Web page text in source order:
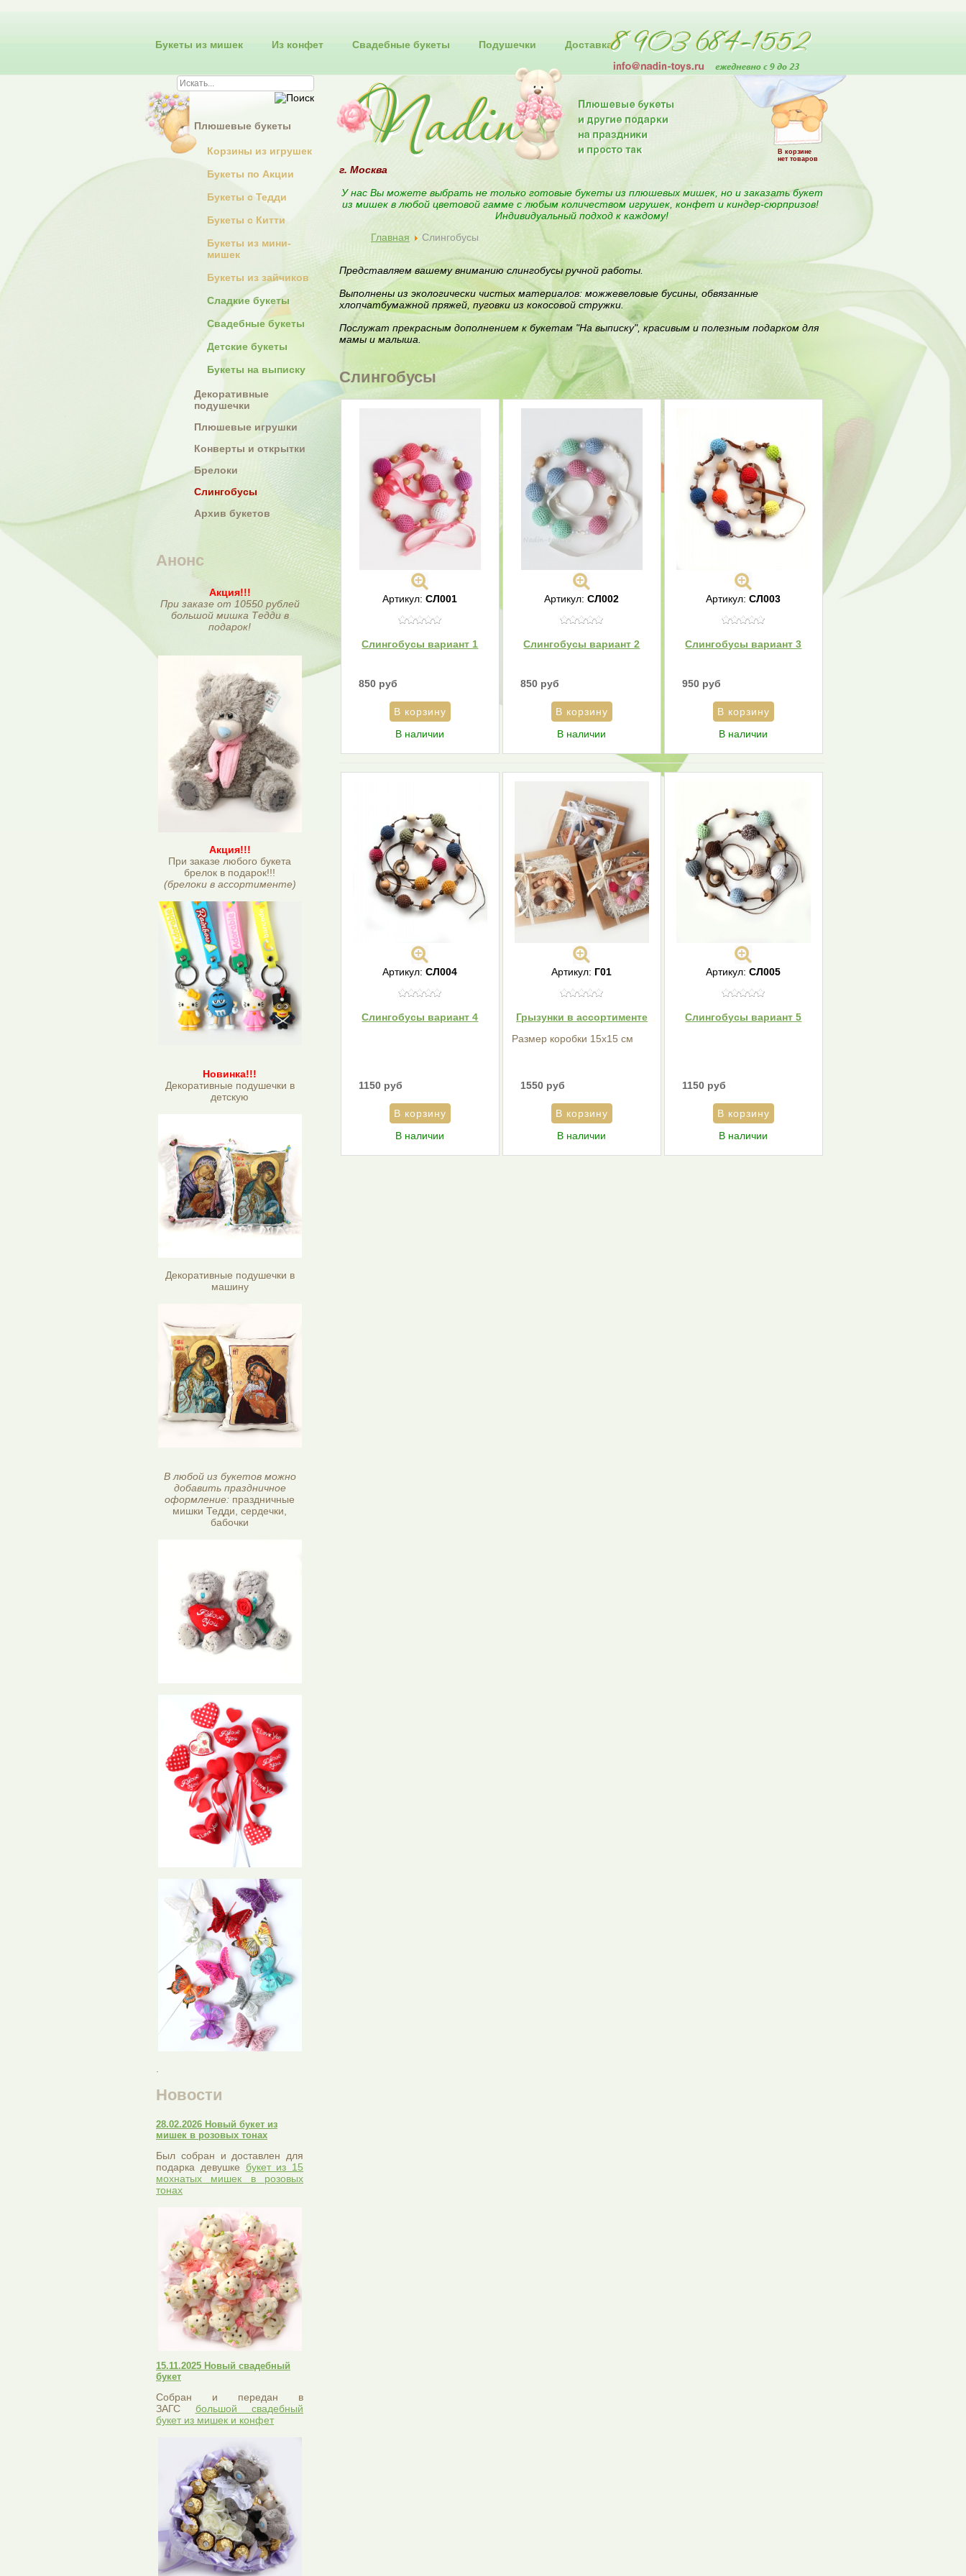
Букеты из мишек Из конфет Свадебные букеты Подушечки Доставка
В корзине
нет товаров
Плюшевые букеты
Корзины из игрушек
Букеты по Акции
Букеты с Тедди
Букеты с Китти
Букеты из мини-
мишек
Букеты из зайчиков
Сладкие букеты
Свадебные букеты
Детские букеты
Букеты на выписку
Декоративные
подушечки
Плюшевые игрушки
Конверты и открытки
Брелоки
Слингобусы
Архив букетов
Анонс
Акция!!!
При заказе от 10550 рублей
большой мишка Тедди в
подарок!
Акция!!!
При заказе любого букета
брелок в подарок!!!
(брелоки в ассортименте)
Новинка!!!
Декоративные подушечки в
детскую
Декоративные подушечки в
машину
В любой из букетов можно
добавить праздничное
оформление: праздничные
мишки Тедди, сердечки,
бабочки
Новости
28.02.2026 Новый букет из
мишек в розовых тонах
Был собран и доставлен для
подарка девушке букет из 15
мохнатых мишек в розовых
тонах
15.11.2025 Новый свадебный
букет
Собран и передан в
ЗАГС большой свадебный
букет из мишек и конфет
г. Москва
У нас Вы можете выбрать не только готовые букеты из плюшевых мишек, но и заказать букет
из мишек в любой цветовой гамме с любым количеством игрушек, конфет и киндер-сюрпризов!
Индивидуальный подход к каждому!
Главная
Слингобусы
Представляем вашему вниманию слингобусы ручной работы.
Выполнены из экологически чистых материалов: можжевеловые бусины, обвязанные
хлопчатбумажной пряжей, пуговки из кокосовой стружки.
Послужат прекрасным дополнением к букетам "На выписку", красивым и полезным подарком для
мамы и малыша.
Слингобусы
Артикул:СЛ001
Слингобусы вариант 1
850 руб
В наличии
Артикул:СЛ002
Слингобусы вариант 2
850 руб
В наличии
Артикул:СЛ003
Слингобусы вариант 3
950 руб
В наличии
Артикул:СЛ004
Слингобусы вариант 4
1150 руб
В наличии
Артикул: Г01
Грызунки в ассортименте
Размер коробки 15х15 см
1550 руб
В наличии
Артикул:СЛ005
Слингобусы вариант 5
1150 руб
В наличии